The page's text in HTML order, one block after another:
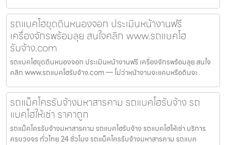
รถแบคโฮขุดดินหนองจอก ประเมินหน้างานฟรี
เครื่องจักรพร้อมลุย สนใจคลิก www.รถแบคโฮ
รับจ้าง.com
รถแบคโฮขุดดินหนองจอก ประเมินหน้างานฟรี เครื่องจักรพร้อมลุย สนใจ
คลิก www.รถแบคโฮรับจ้าง.com — ไม่ว่าหน้างานจะแคบหรือดินจะ
รถแม็คโครรับจ้างมหาสารคาม รถแบคโฮรับจ้าง รถ
แบคโฮให้เช่า ราคาถูก
รถแม็คโครรับจ้างมหาสารคาม รถแบคโฮรับจ้าง รถแบคโฮให้เช่า บริการ
ครบวงจร ทั่วไทย 24 ชั่วโมง รถแม็คโครรับจ้างมหาสารคาม รถแบค